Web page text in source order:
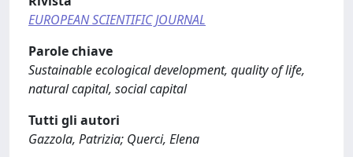
EUROPEAN SCIENTIFIC JOURNAL
Parole chiave
Sustainable ecological development, quality of life,
natural capital, social capital
Tutti gli autori
Gazzola, Patrizia; Querci, Elena